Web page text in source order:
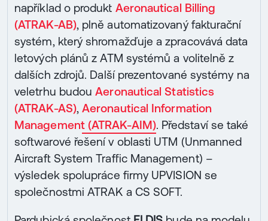
například o produkt Aeronautical Billing
(ATRAK-AB), plně automatizovaný fakturační
systém, který shromažďuje a zpracovává data
letových plánů z ATM systémů a volitelně z
dalších zdrojů. Další prezentované systémy na
veletrhu budouAeronautical Statistics
(ATRAK-AS),Aeronautical Information
Management (ATRAK-AIM). Představí se také
softwarové řešení v oblasti UTM (Unmanned
Aircraft System Traffic Management) –
výsledek spolupráce firmy UPVISION se
společnostmi ATRAK a CS SOFT.